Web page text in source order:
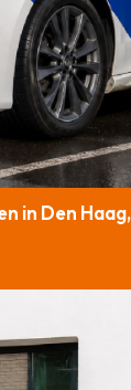
in Den